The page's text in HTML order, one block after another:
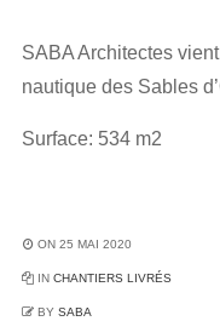
SABA Architectes
nautique des Sables
Surface: 534 m2
ON 25 MAI 2020
IN CHANTIERS LIVRÉS
BY SABA